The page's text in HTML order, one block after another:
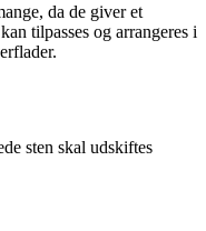
da de giver et
tilpasses og arrangeres i
sten skal udskiftes